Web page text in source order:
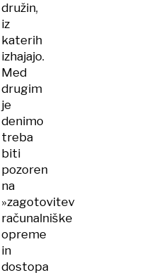
družin,
iz
katerih
izhajajo.
Med
drugim
je
denimo
treba
biti
pozoren
na
»zagotovitev
računalniške
opreme
in
dostopa